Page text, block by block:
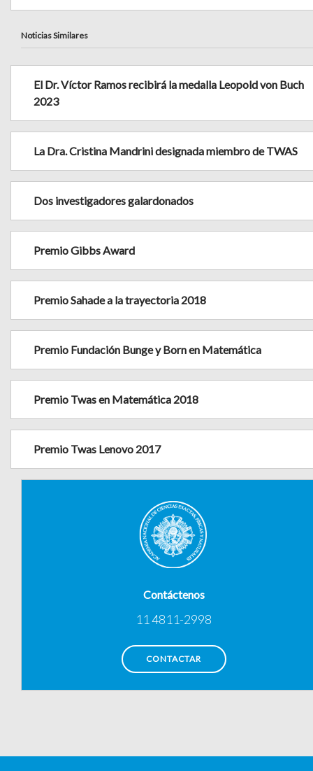
Noticias Similares
El Dr. Víctor Ramos recibirá la medalla Leopold von Buch
2023
La Dra. Cristina Mandrini designada miembro de TWAS
Dos investigadores galardonados
Premio Gibbs Award
Premio Sahade a la trayectoria 2018
Premio Fundación Bunge y Born en Matemática
Premio Twas en Matemática 2018
Premio Twas Lenovo 2017
Contáctenos
11 4811-2998
CONTACTAR